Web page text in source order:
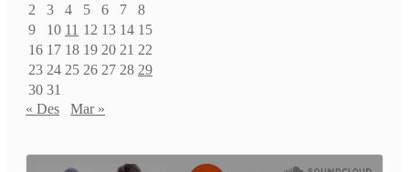
2
3 4 5 6 7
8
9
10 11 12 13 14 15
16 17 18 19 20 21 22
23 24 25 26 27 28 29
30 31
« Des
Mar »